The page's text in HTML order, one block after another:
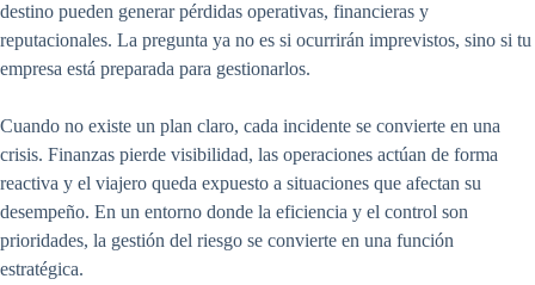
destino pueden generar pérdidas operativas, financieras y
reputacionales. La pregunta ya no es si ocurrirán imprevistos, sino si tu
empresa está preparada para gestionarlos.
Cuando no existe un plan claro, cada incidente se convierte en una
crisis. Finanzas pierde visibilidad, las operaciones actúan de forma
reactiva y el viajero queda expuesto a situaciones que afectan su
desempeño. En un entorno donde la eficiencia y el control son
prioridades, la gestión del riesgo se convierte en una función
estratégica.